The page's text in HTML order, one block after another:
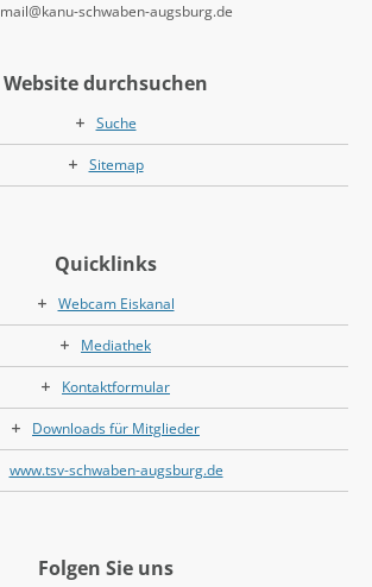
mail@kanu-schwaben-augsburg.de
Website durchsuchen
Suche
Sitemap
Quicklinks
Webcam Eiskanal
Mediathek
Kontaktformular
Downloads für Mitglieder
www.tsv-schwaben-augsburg.de
Folgen Sie uns